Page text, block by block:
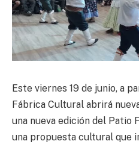
Este viernes 19 de junio, a
Fábrica Cultural abrirá
una nueva edición del Patio
una propuesta cultural que